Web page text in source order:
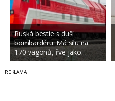
Ruská bestie s duší
bombardéru: Má sílu na
170 vagonů, řve jako…